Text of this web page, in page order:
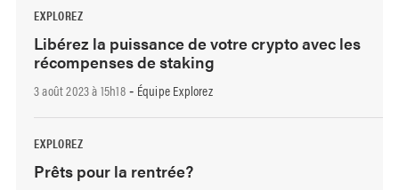
EXPLOREZ
Libérez la puissance de votre crypto avec les
récompenses de staking
3 août 2023 à 15h18- Équipe Explorez
EXPLOREZ
Prêts pour la rentrée?